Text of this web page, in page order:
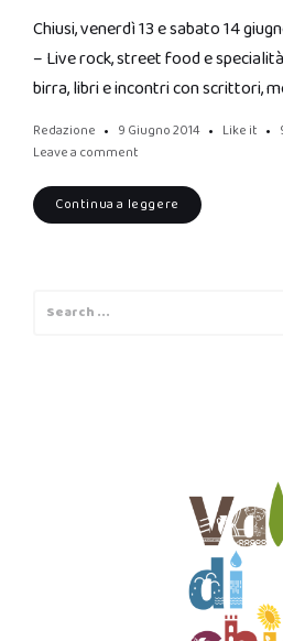
Chiusi, venerdì 13 e sabato 14
– Live rock, street food e
birra, libri e incontri con scrittori,
Redazione 9 Giugno 2014 Like it
Leave a comment
Continua a leggere
for: